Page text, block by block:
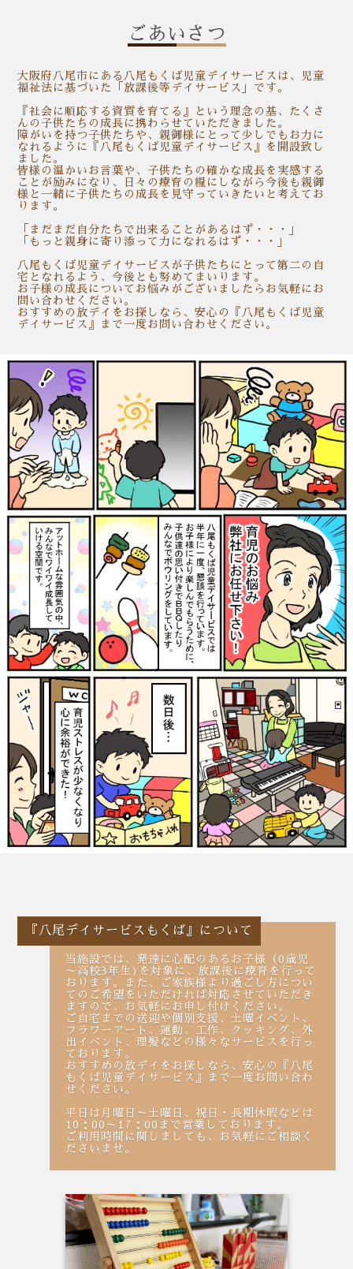
ごあいさつ
大阪府八尾市にある八尾もくば児童デイサービスは、児童
福祉法に基づいた「放課後等デイサービス」です。
『社会に順応する資質を育てる』という理念の基、たくさ
んの子供たちの成長に携わらせていただきました。
障がいを持つ子供たちや、親御様にとって少しでもお力に
なれるように『八尾もくば児童デイサービス』を開設致し
ました。
皆様の温かいお言葉や、子供たちの確かな成長を実感する
ことが励みになり、日々の療育の糧にしながら今後も親御
様と一緒に子供たちの成長を見守っていきたいと考えてお
ります。
「まだまだ自分たちで出来ることがあるはず・・・」
「もっと親身に寄り添って力になれるはず・・・」
八尾もくば児童デイサービスが子供たちにとって第二の自
宅となれるよう、今後とも努めてまいります。
お子様の成長についてお悩みがございましたらお気軽にお
問い合わせください。
おすすめの放デイをお探しなら、安心の『八尾もくば児童
デイサービス』まで一度お問い合わせください。
『八尾デイサービスもくば』について
当施設では、発達に心配のあるお子様（0歳児
～高校3年生)を対象に、放課後に療育を行って
おります。また、ご家族様より過ごし方につい
てのご希望をいただければ対応させていただき
ますので、お気軽にお申し付けください。
ご自宅までの送迎や個別支援、土曜イベント、
フラワーアート、運動、工作、クッキング、外
出イベント、理髪などの様々なサービスを行っ
ております。
おすすめの放デイをお探しなら、安心の『八尾
もくば児童デイサービス』まで一度お問い合わ
せください。
平日は月曜日～土曜日、祝日・長期休暇などは
10：00～17：00まで営業しております。
ご利用時間に関しましても、お気軽にご相談く
ださいませ。